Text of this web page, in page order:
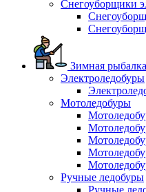
Снегоуборщики
Зимная рыбалка
Электроледобуры
Мотоледобуры
Ручные ледобуры
Ручные